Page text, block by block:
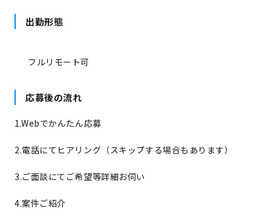
出勤形態
フルリモート可
応募後の流れ
1.Webでかんたん応募
2.電話にてヒアリング（スキップする場合もあります）
3.ご面談にてご希望等詳細お伺い
4.案件ご紹介